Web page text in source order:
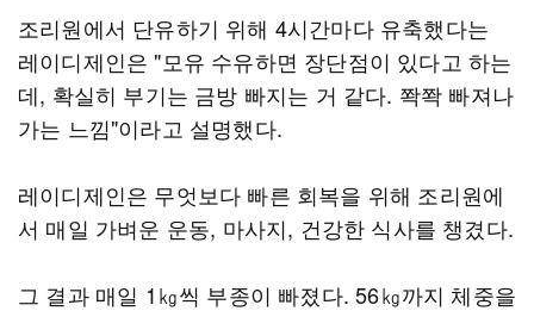
조리원에서 단유하기 위해 4시간마다 유축했다는
레이디제인은 "모유 수유하면 장단점이 있다고 하는
데, 확실히 부기는 금방 빠지는 거 같다. 쫙쫙 빠져나
가는 느낌"이라고 설명했다.
레이디제인은 무엇보다 빠른 회복을 위해 조리원에
서 매일 가벼운 운동, 마사지, 건강한 식사를 챙겼다.
그 결과 매일 1㎏씩 부종이 빠졌다. 56㎏까지 체중을